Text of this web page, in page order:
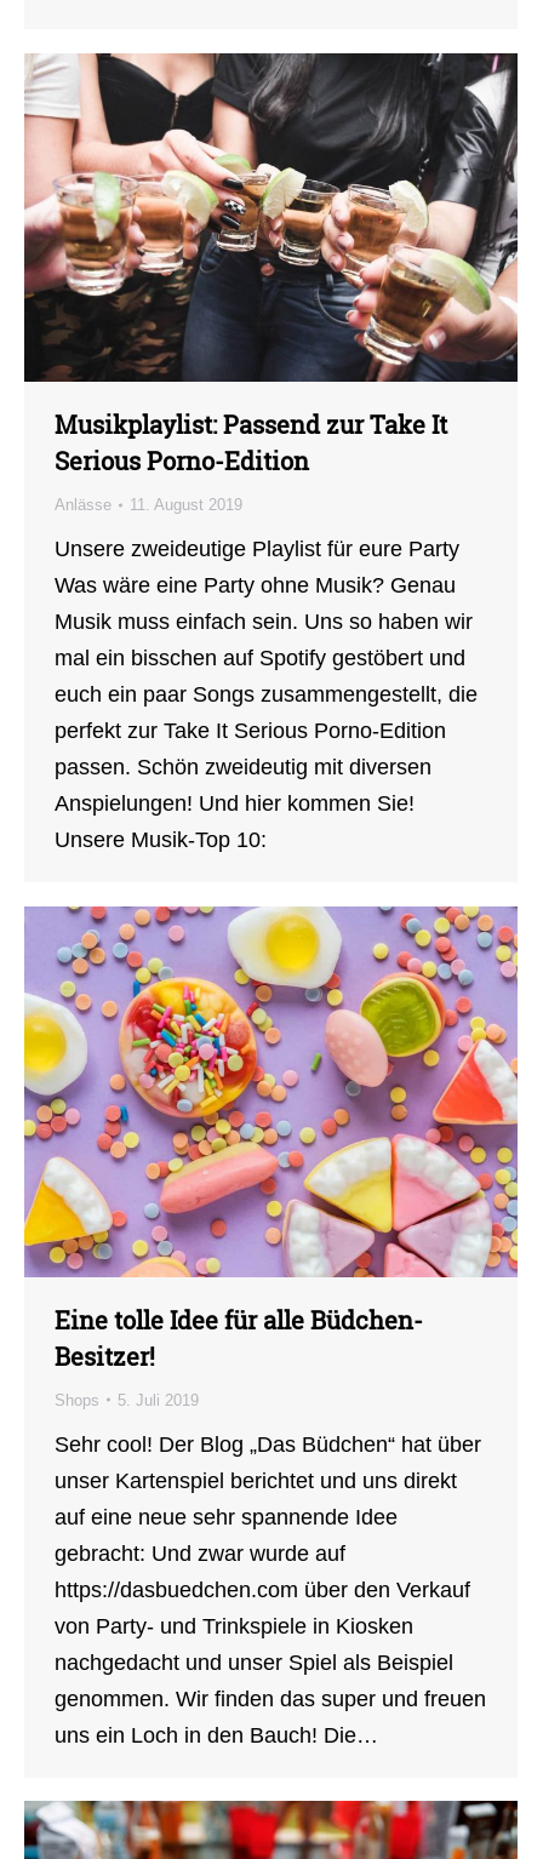
Musikplaylist: Passend zur Take It
Serious Porno-Edition
Anlässe 11. August 2019
Unsere zweideutige Playlist für eure Party
Was wäre eine Party ohne Musik? Genau
Musik muss einfach sein. Uns so haben wir
mal ein bisschen auf Spotify gestöbert und
euch ein paar Songs zusammengestellt, die
perfekt zur Take It Serious Porno-Edition
passen. Schön zweideutig mit diversen
Anspielungen! Und hier kommen Sie!
Unsere Musik-Top 10:
Eine tolle Idee für alle Büdchen-
Besitzer!
Shops 5. Juli 2019
Sehr cool! Der Blog „Das Büdchen“ hat über
unser Kartenspiel berichtet und uns direkt
auf eine neue sehr spannende Idee
gebracht: Und zwar wurde auf
https://dasbuedchen.com über den Verkauf
von Party- und Trinkspiele in Kiosken
nachgedacht und unser Spiel als Beispiel
genommen. Wir finden das super und freuen
uns ein Loch in den Bauch! Die…